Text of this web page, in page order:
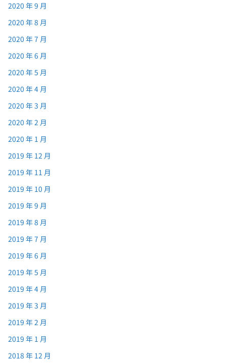
2020 年 9 月
2020 年 8 月
2020 年 7 月
2020 年 6 月
2020 年 5 月
2020 年 4 月
2020 年 3 月
2020 年 2 月
2020 年 1 月
2019 年 12 月
2019 年 11 月
2019 年 10 月
2019 年 9 月
2019 年 8 月
2019 年 7 月
2019 年 6 月
2019 年 5 月
2019 年 4 月
2019 年 3 月
2019 年 2 月
2019 年 1 月
2018 年 12 月